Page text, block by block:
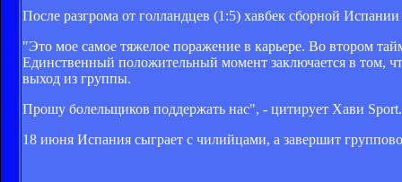
После разгрома от голландцев (1:5) хавбек сборной
"Это мое самое тяжелое поражение в карьере. Во втором
Единственный положительный момент заключается в том,
выход из группы.
Прошу болельщиков поддержать нас", - цитирует Хави
18 июня Испания сыграет с чилийцами, а завершит